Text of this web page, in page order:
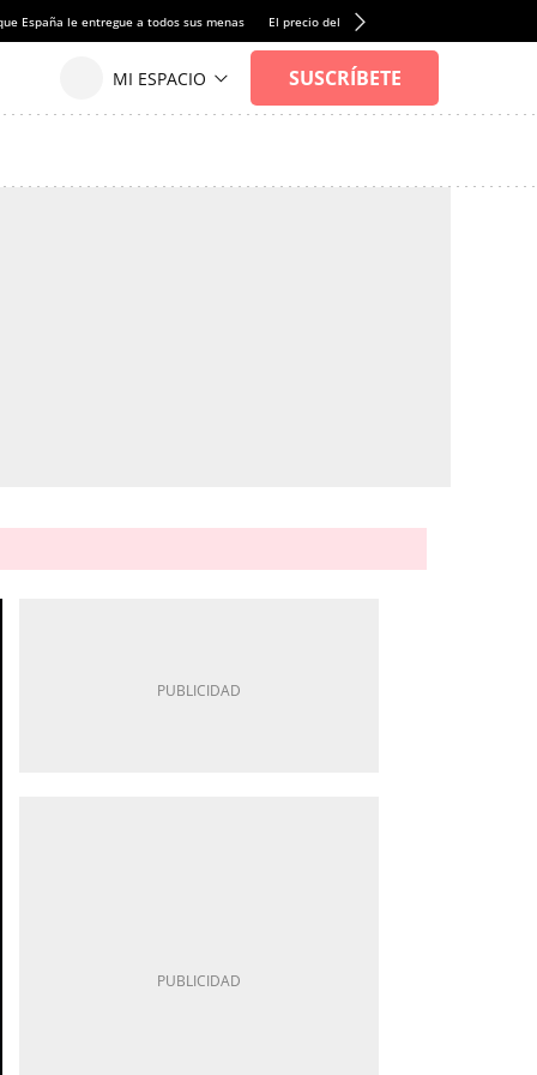
España le entregue a todos sus menas El precio del alquiler de vivienda baja por